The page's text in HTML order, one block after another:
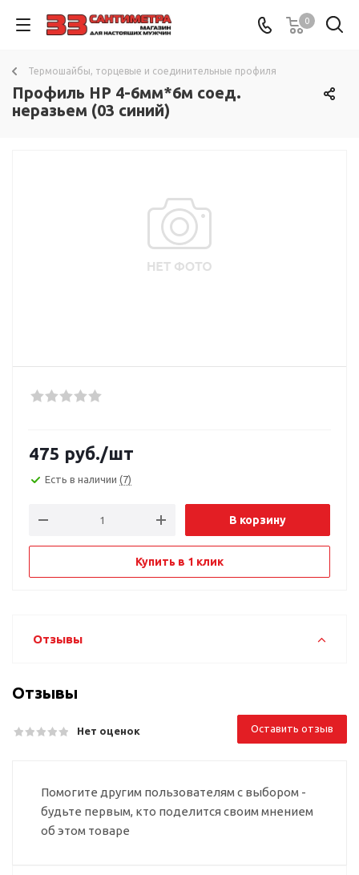
0
Термошайбы, торцевые и соединительные профиля
Профиль HP 4-6мм*6м соед.
неразьем (03 синий)
475 руб./шт
Есть в наличии (7)
В корзину
Купить в 1 клик
Отзывы
Отзывы
Нет оценок Оставить отзыв
Помогите другим пользователям с выбором -
будьте первым, кто поделится своим мнением
об этом товаре